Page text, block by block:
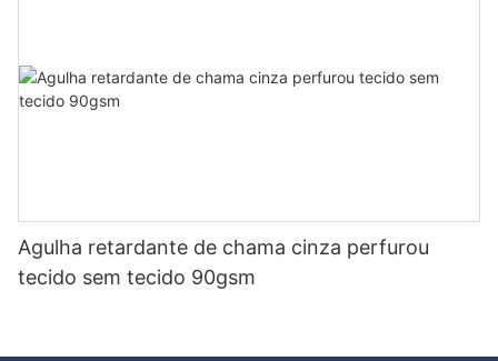
Agulha retardante de chama cinza perfurou
tecido sem tecido 90gsm